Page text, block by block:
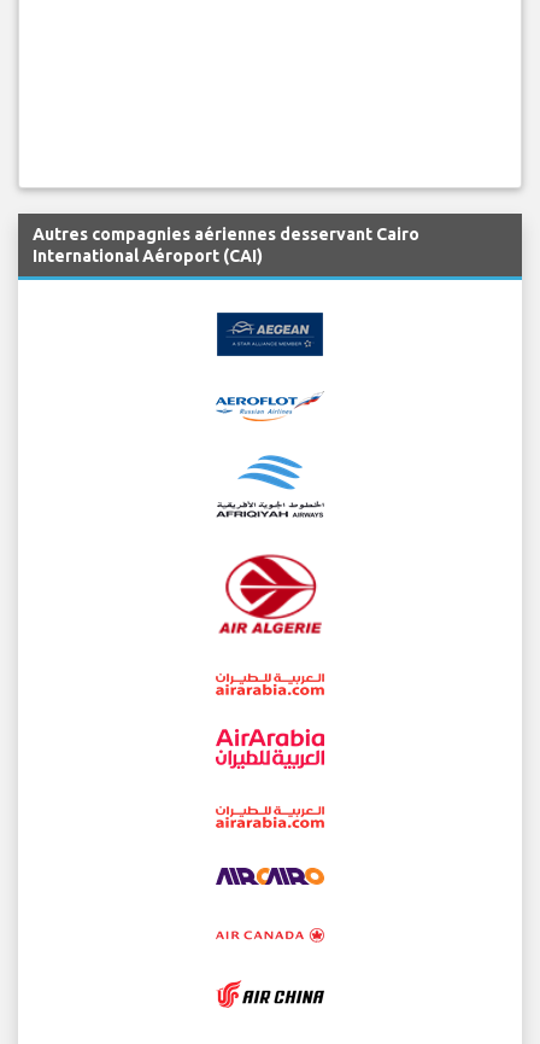
Autres compagnies aériennes desservant Cairo
International Aéroport (CAI)